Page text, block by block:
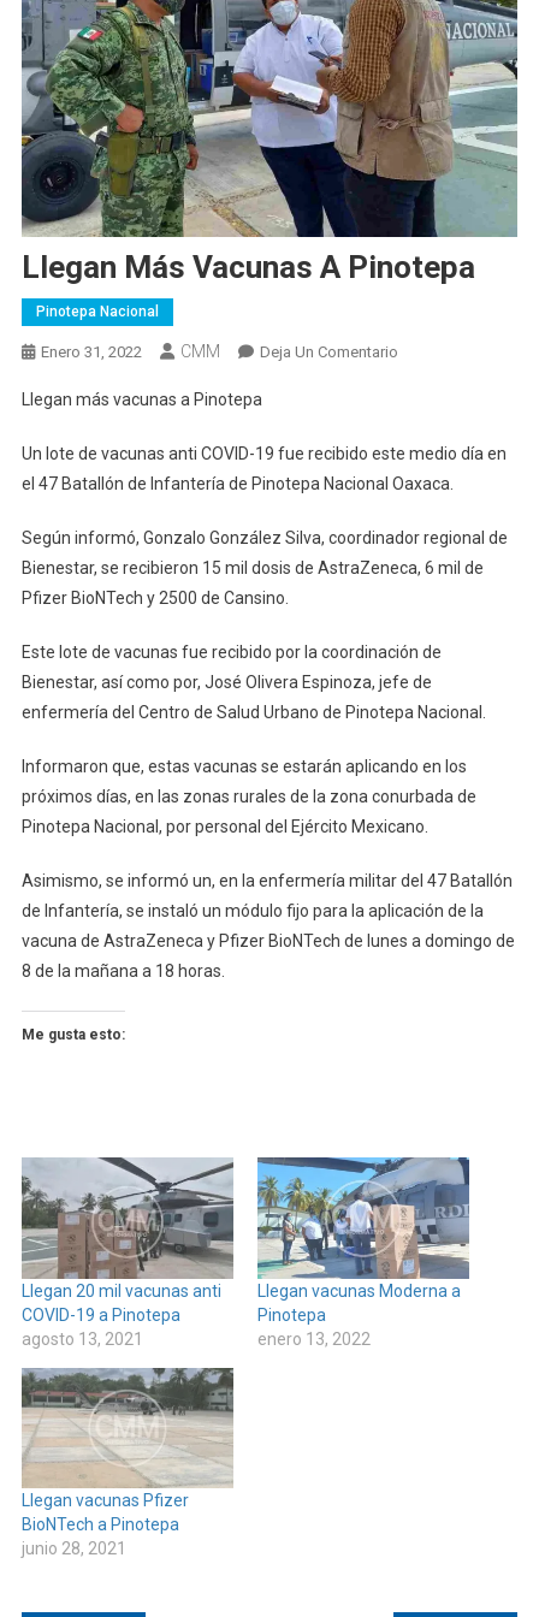
Llegan Más Vacunas A Pinotepa
Pinotepa Nacional
Enero 31, 2022 CMM Deja Un ComentarioEn
A
Pinotepa
Llegan más vacunas a Pinotepa
Un lote de vacunas anti COVID-19 fue recibido este medio día en
el 47 Batallón de Infantería de Pinotepa Nacional Oaxaca.
Según informó, Gonzalo González Silva, coordinador regional de
Bienestar, se recibieron 15 mil dosis de AstraZeneca, 6 mil de
Pfizer BioNTech y 2500 de Cansino.
Este lote de vacunas fue recibido por la coordinación de
Bienestar, así como por, José Olivera Espinoza, jefe de
enfermería del Centro de Salud Urbano de Pinotepa Nacional.
Informaron que, estas vacunas se estarán aplicando en los
próximos días, en las zonas rurales de la zona conurbada de
Pinotepa Nacional, por personal del Ejército Mexicano.
Asimismo, se informó un, en la enfermería militar del 47 Batallón
de Infantería, se instaló un módulo fijo para la aplicación de la
vacuna de AstraZeneca y Pfizer BioNTech de lunes a domingo de
8 de la mañana a 18 horas.
Me gusta esto:
Llegan 20 mil vacunas anti
COVID-19 a Pinotepa
agosto 13, 2021
Llegan vacunas Moderna a
Pinotepa
enero 13, 2022
Llegan vacunas Pfizer
BioNTech a Pinotepa
junio 28, 2021